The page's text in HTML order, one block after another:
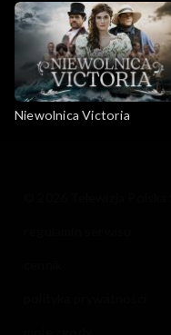
Niewolnica Victoria